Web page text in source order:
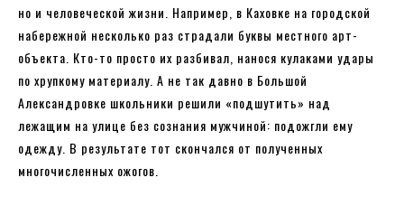
но и человеческой жизни. Например, в Каховке на городской
набережной несколько раз страдали буквы местного арт-
объекта. Кто-то просто их разбивал, нанося кулаками удары
по хрупкому материалу. А не так давно в Большой
Александровке школьники решили «подшутить» над
лежащим на улице без сознания мужчиной: подожгли ему
одежду. В результате тот скончался от полученных
многочисленных ожогов.